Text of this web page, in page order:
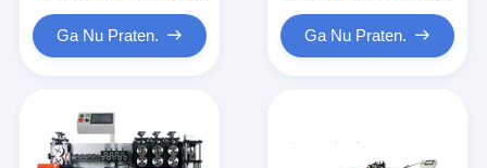
Ga Nu Praten. Ga Nu Praten.